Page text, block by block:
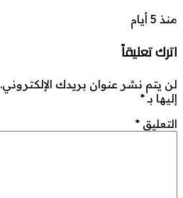
منذ 5 أيام
اترك تعليقاً
لن يتم نشر عنوان بريدك الإلكتروني.
إليها بـ*
التعليق *